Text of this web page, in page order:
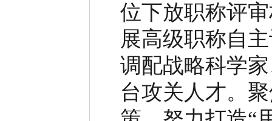
位下放职称评
展高级职称自
调配战略科学
台攻关人才。